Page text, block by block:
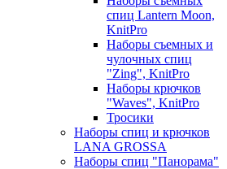
спиц Lantern Moon,
KnitPro
Наборы съемных и
чулочных спиц
"Zing", KnitPro
Наборы крючков
"Waves", KnitPro
Тросики
Наборы спиц и крючков
LANA GROSSA
Наборы спиц "Панорама"